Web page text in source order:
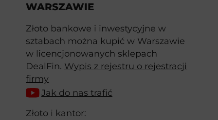
WARSZAWIE
Złoto bankowe i inwestycyjne w
sztabach można kupić w Warszawie
w licencjonowanych sklepach
DealFin. Wypis z rejestru o rejestracji
firmy
Jak do nas trafić
Złoto i kantor: